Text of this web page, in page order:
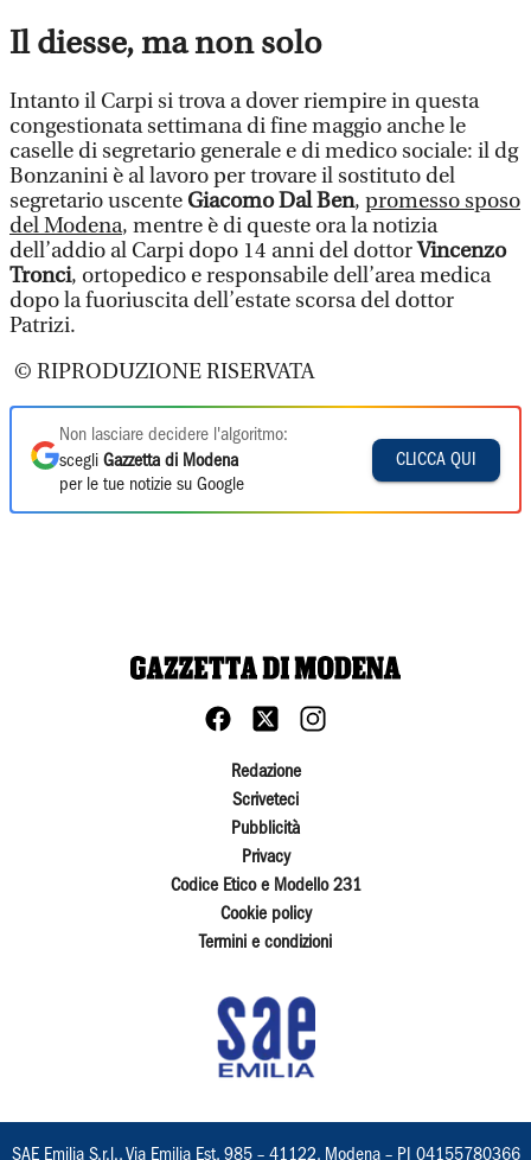
Il diesse, ma non solo
Intanto il Carpi si trova a dover riempire in questa
congestionata settimana di fine maggio anche le
caselle di segretario generale e di medico sociale: il dg
Bonzanini è al lavoro per trovare il sostituto del
segretario uscenteGiacomo Dal Ben, promesso sposo
del Modena, mentre è di queste ora la notizia
dell’addio al Carpi dopo 14 anni del dottorVincenzo
Tronci, ortopedico e responsabile dell’area medica
dopo la fuoriuscita dell’estate scorsa del dottor
Patrizi.
© RIPRODUZIONE RISERVATA
Non lasciare decidere l'algoritmo:
scegli Gazzetta di Modena
per le tue notizie su Google
CLICCA QUI
Redazione
Scriveteci
Pubblicità
Privacy
Codice Etico e Modello 231
Cookie policy
Termini e condizioni
SAE Emilia S.r.l., Via Emilia Est, 985 – 41122, Modena – PI 04155780366